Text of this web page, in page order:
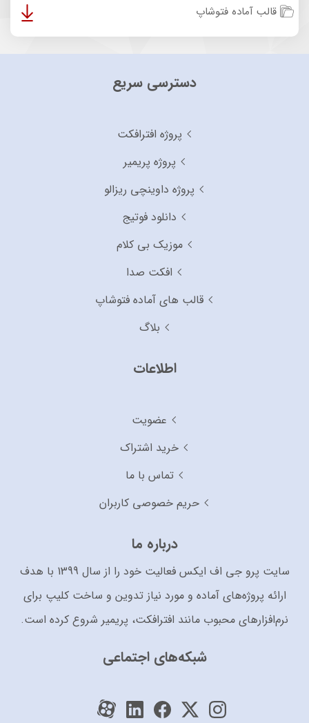
قالب آماده فتوشاپ
دسترسی سریع
پروژه افترافکت
پروژه پریمیر
پروژه داوینچی ریزالو
دانلود فوتیج
موزیک بی کلام
افکت صدا
قالب های آماده فتوشاپ
بلاگ
اطلاعات
عضویت
خرید اشتراک
تماس با ما
حریم خصوصی کاربران
درباره ما
سایت پرو جی اف ایکس فعالیت خود را از سال 1399 با هدف
ارائه پروژه‌های آماده و مورد نیاز تدوین و ساخت کلیپ برای
نرم‌افزارهای محبوب مانند افترافکت، پریمیر شروع کرده است.
شبکه‌های اجتماعی